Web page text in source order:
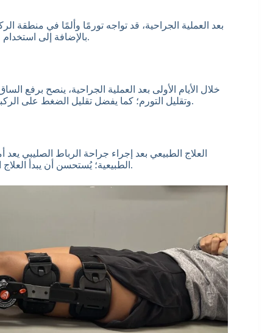
بعد العملية الجراحية، قد تواجه تورمًا وألمًا في منطقة
بالإضافة إلى استخدام الكمادات الباردة لتقليل التورم، وفقا للجدول الذي يحدده الطبيب.
خلال الأيام الأولى بعد العملية الجراحية، ينصح
وتقليل التورم؛ كما يفضل تقليل الضغط على الركبة باستخدام العكازات حتى يتم السماح لك بالمشي بشكل طبيعي.
العلاج الطبيعي بعد إجراء جراحة الرباط الصليبي
الطبيعية؛ يُستحسن أن يبدأ العلاج الطبيعي تحت إشراف مختص في الأسبوع الأول الذي يلي العملية.